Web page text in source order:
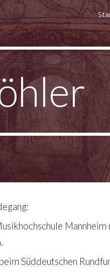
Skip to navigation
Süddeutschen